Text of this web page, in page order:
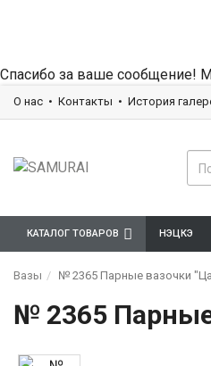
Спасибо за ваше сообщение!
О нас Контакты История
КАТАЛОГ ТОВАРОВ НЭЦКЭ
Вазы № 2365 Парные вазочки
№ 2365